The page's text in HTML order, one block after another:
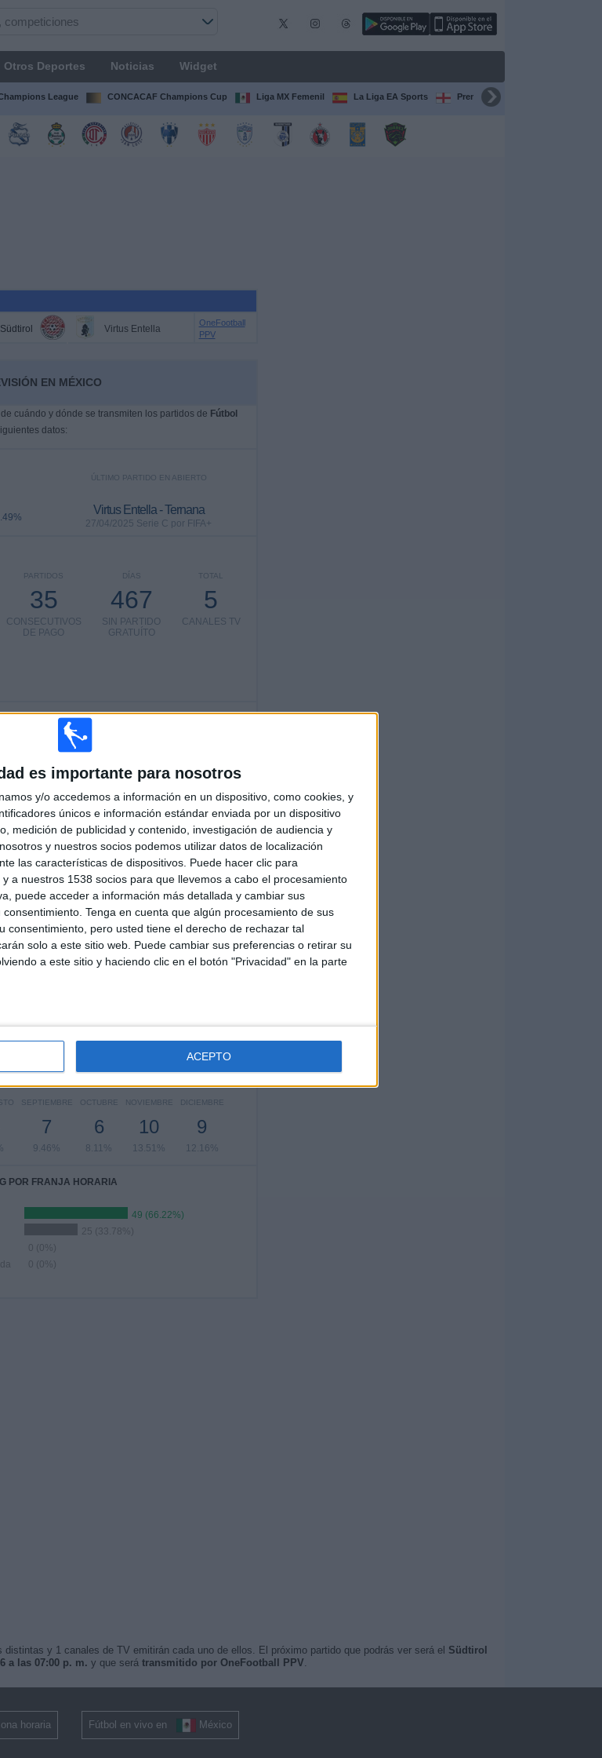
es importante para nosotros
y/o accedemos a información en un dispositivo, como cookies, y
únicos e información estándar enviada por un dispositivo
medición de publicidad y contenido, investigación de audiencia y
y nuestros socios podemos utilizar datos de localización
las características de dispositivos. Puede hacer clic para
a nuestros 1538 socios para que llevemos a cabo el procesamiento
puede acceder a información más detallada y cambiar sus
Tenga en cuenta que algún procesamiento de sus
consentimiento, pero usted tiene el derecho de rechazar tal
solo a este sitio web. Puede cambiar sus preferencias o retirar su
a este sitio y haciendo clic en el botón "Privacidad" en la parte
ACEPTO
Otros Deportes Noticias Widget
League CONCACAF Champions Cup Liga MX Femenil La Liga EA Sports Premier League
Südtirol Virtus Entella
OneFootball
PPV
EN MÉXICO
cuándo y dónde se transmiten los partidos de Fútbol
datos:
ÚLTIMO PARTIDO EN ABIERTO
Virtus Entella - Ternana
27/04/2025 Serie C por FIFA+
TOTAL
5
CANALES TV
DÍAS
467
SIN PARTIDO
GRATUÍTO
PARTIDOS
35
CONSECUTIVOS
DE PAGO
RIVALES
VS Pescara
TOTAL
4
COMPETICIONES
POR COMPETICIONES
40 (54.05%)
27 (36.49%)
Coppa Italia Serie C
6 (8.11%)
1 (1.35%)
completo
SEMANA
8 25
33.78%
18
SEPTIEMBRE
7
9.46%
OCTUBRE
6
8.11%
NOVIEMBRE
10
13.51%
DICIEMBRE
9
12.16%
POR FRANJA HORARIA
49 (66.22%)
25 (33.78%)
0 (0%)
0 (0%)
distintas y 1 canales de TV emitirán cada uno de ellos. El próximo partido que podrás ver será el Südtirol
a las 07:00 p. m. y que será transmitido por OneFootball PPV.
horaria Fútbol en vivo en México